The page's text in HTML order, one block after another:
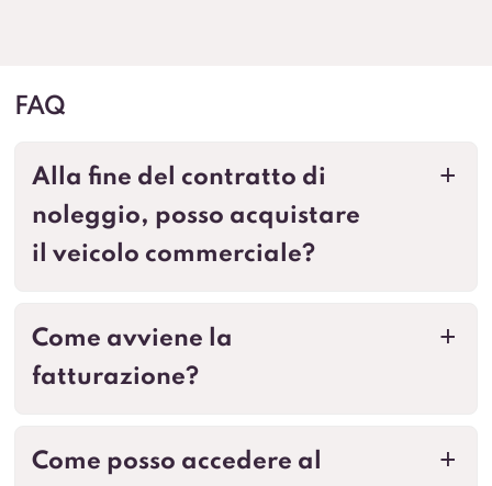
FAQ
a
Alla fine del contratto di
noleggio, posso acquistare
il veicolo commerciale?
a
Come avviene la
fatturazione?
a
Come posso accedere al